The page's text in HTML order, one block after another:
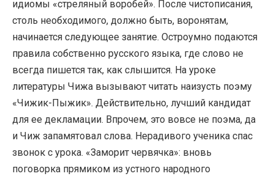
идиомы «стреляный воробей». После чистописания,
столь необходимого, должно быть, воронятам,
начинается следующее занятие. Остроумно подаются
правила собственно русского языка, где слово не
всегда пишется так, как слышится. На уроке
литературы Чижа вызывают читать наизусть поэму
«Чижик-Пыжик». Действительно, лучший кандидат
для ее декламации. Впрочем, это вовсе не поэма, да
и Чиж запамятовал слова. Нерадивого ученика спас
звонок с урока. «Заморит червячка»: вновь
поговорка прямиком из устного народного